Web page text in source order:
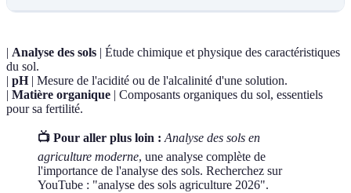
| Analyse des sols | Étude chimique et physique des caractéristiques
du sol.
| pH| Mesure de l'acidité ou de l'alcalinité d'une solution.
| Matière organique | Composants organiques du sol, essentiels
pour sa fertilité.
📺 Pour aller plus loin : Analyse des sols en
agriculture moderne, une analyse complète de
l'importance de l'analyse des sols. Recherchez sur
YouTube : "analyse des sols agriculture 2026".